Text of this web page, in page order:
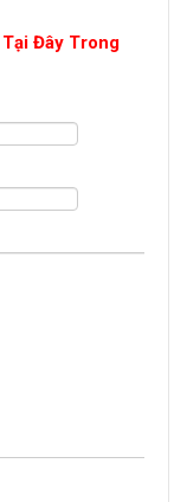
Tại Đây Trong